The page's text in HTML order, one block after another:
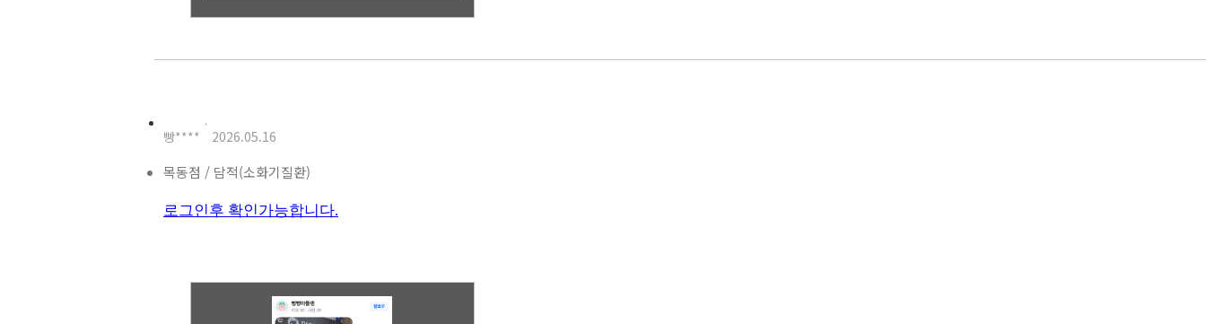
빵**** 2026.05.16
목동점 / 담적(소화기질환)
로그인후 확인가능합니다.